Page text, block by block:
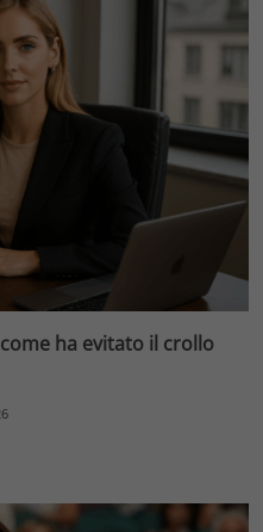
ha evitato il crollo